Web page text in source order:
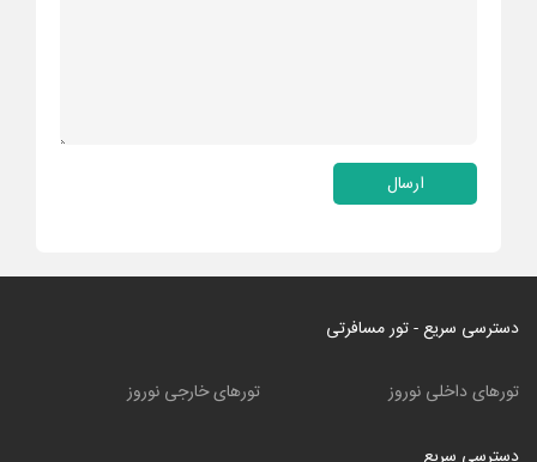
ارسال
دسترسی سریع - تور مسافرتی
تورهای داخلی نوروز تورهای خارجی نوروز